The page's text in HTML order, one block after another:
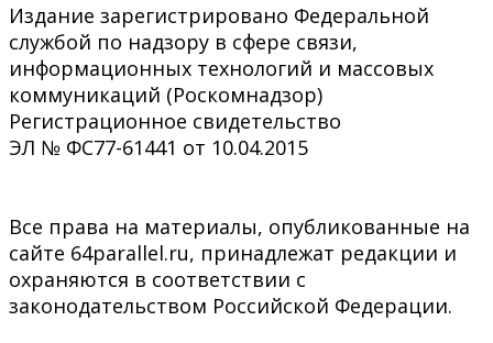
Издание зарегистрировано Федеральной
службой по надзору в сфере связи,
информационных технологий и массовых
коммуникаций (Роскомнадзор)
Регистрационное свидетельство
ЭЛ № ФС77-61441 от 10.04.2015
Все права на материалы, опубликованные на
сайте 64parallel.ru, принадлежат редакции и
охраняются в соответствии с
законодательством Российской Федерации.